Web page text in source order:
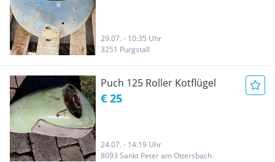
29.07. - 10:35 Uhr
3251 Purgstall
Puch 125 Roller Kotflügel
€ 25
24.07. - 14:19 Uhr
8093 Sankt Peter am Ottersbach